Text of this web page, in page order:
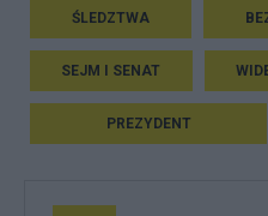
ŚLEDZTWA
SEJM I SENAT
PREZYDENT